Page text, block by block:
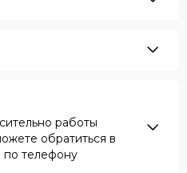
работы
обратиться в
по телефону